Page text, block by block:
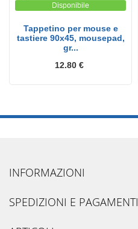
Disponibile
Tappetino per mouse e
tastiere 90x45, mousepad,
gr...
12.80 €
INFORMAZIONI
SPEDIZIONI E PAGAMENTI